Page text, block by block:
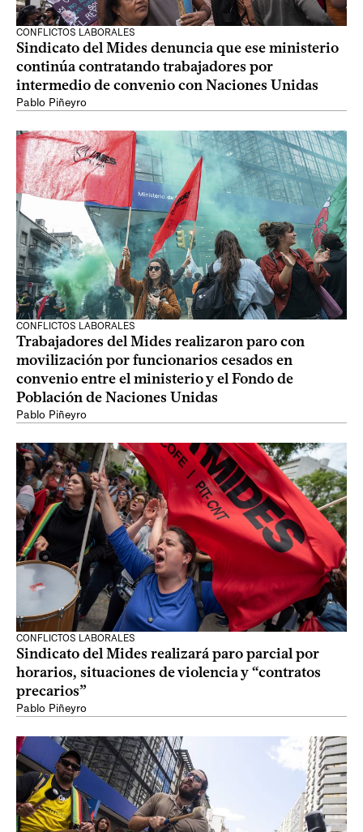
CONFLICTOS LABORALES
Sindicato del Mides denuncia que ese ministerio
continúa contratando trabajadores por
intermedio de convenio con Naciones Unidas
Pablo Piñeyro
CONFLICTOS LABORALES
Trabajadores del Mides realizaron paro con
movilización por funcionarios cesados en
convenio entre el ministerio y el Fondo de
Población de Naciones Unidas
Pablo Piñeyro
CONFLICTOS LABORALES
Sindicato del Mides realizará paro parcial por
horarios, situaciones de violencia y “contratos
precarios”
Pablo Piñeyro